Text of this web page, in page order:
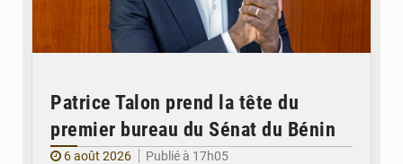
Patrice Talon prend la tête du
premier bureau du Sénat du Bénin
6 août 2026
Publié à 17h05